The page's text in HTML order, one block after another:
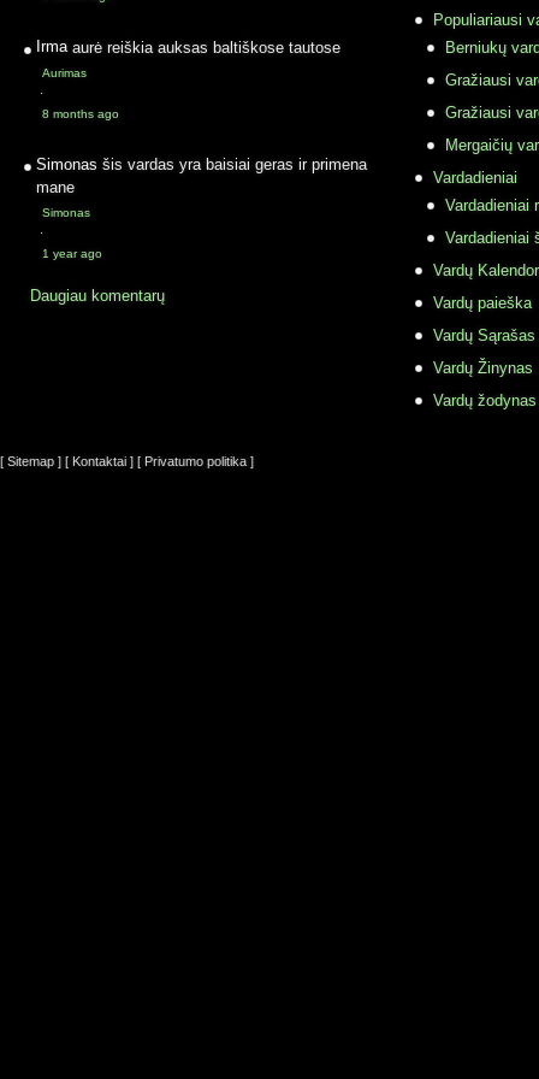
Irma aurė reiškia auksas baltiškose tautose
Aurimas
·
8 months ago
Simonas šis vardas yra baisiai geras ir primena
mane
Simonas
·
1 year ago
Daugiau komentarų
Populiariausi
Berniukų
Gražiausi
Gražiausi
Mergaičių
Vardadieniai
Vardadieniai
Vardadieniai
Vardų
Vardų paieška
Vardų Sąrašas
Vardų Žinynas
Vardų
[ Sitemap ] [ Kontaktai ] [ Privatumo politika ]